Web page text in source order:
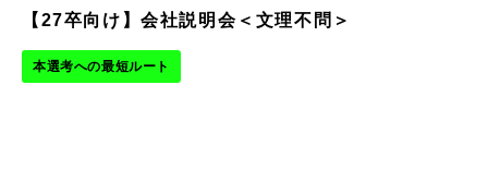
【27卒向け】会社説明会＜文理不問＞
本選考への最短ルート